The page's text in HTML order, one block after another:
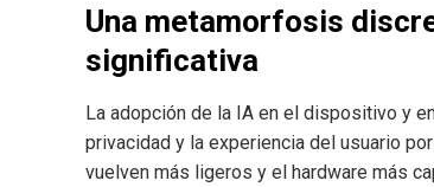
Una metamorfosis
significativa
La adopción de la IA en el dispositivo y
privacidad y la experiencia del usuario
vuelven más ligeros y el hardware más